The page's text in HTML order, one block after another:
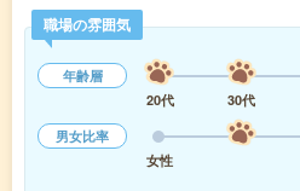
職場の雰囲気
年齢層
20代
30代
男女比率
女性